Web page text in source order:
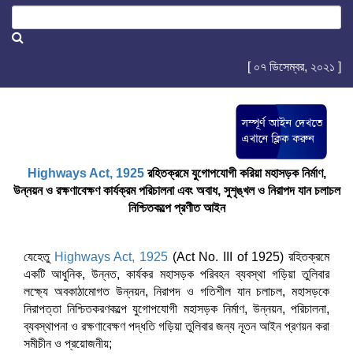
[ ০৭ ডিসেম্বর, ২০২১ ]
Highways Act, 1925রহিতক্রমে যুগোপযোগী করিয়া মহাসড়ক নির্মাণ,
উন্নয়ন ও রক্ষণাবেক্ষণ কার্যক্রম পরিচালনা এবং অবাধ, সুশৃঙ্খল ও নিরাপদ যান চলাচল
নিশ্চিতকল্পে প্রণীত আইন
যেহেতু Highways Act, 1925 (Act No. III of 1925) রহিতক্রমে
একটি আধুনিক, উন্নত, কার্যকর মহাসড়ক পরিবহন ব্যবস্থা গড়িয়া তুলিবার
লক্ষ্যে অবকাঠামোগত উন্নয়ন, নিরাপদ ও গতিশীল যান চলাচল, মহাসড়কে
নিরাপত্তা নিশ্চিতকরণকল্পে যুগোপযোগী মহাসড়ক নির্মাণ, উন্নয়ন, পরিচালনা,
ব্যবস্থাপনা ও রক্ষণাবেক্ষণ পদ্ধতি গড়িয়া তুলিবার জন্য নূতন আইন প্রণয়ন করা
সমীচীন ও প্রয়োজনীয়;